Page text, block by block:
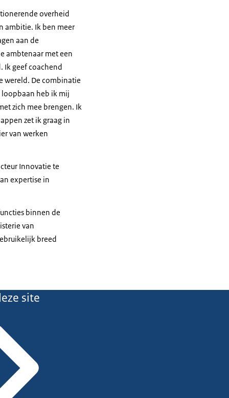
overheid
ambitie. Ik ben meer
aan de
ambtenaar met een
Ik geef coachend
wereld. De combinatie
loopbaan heb ik mij
zich mee brengen. Ik
zet ik graag in
van werken
Innovatie te
expertise in
binnen de
van
breed
site